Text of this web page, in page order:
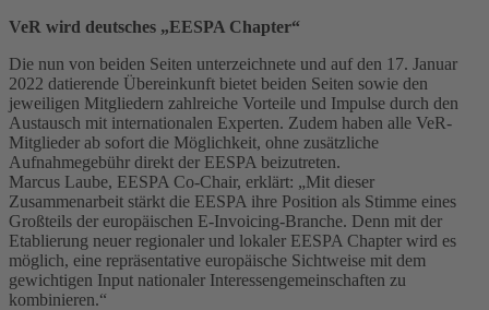
VeR wird deutsches „EESPA Chapter“
Die nun von beiden Seiten unterzeichnete und auf den 17. Januar
2022 datierende Übereinkunft bietet beiden Seiten sowie den
jeweiligen Mitgliedern zahlreiche Vorteile und Impulse durch den
Austausch mit internationalen Experten. Zudem haben alle VeR-
Mitglieder ab sofort die Möglichkeit, ohne zusätzliche
Aufnahmegebühr direkt der EESPA beizutreten.
Marcus Laube, EESPA Co-Chair, erklärt: „Mit dieser
Zusammenarbeit stärkt die EESPA ihre Position als Stimme eines
Großteils der europäischen E-Invoicing-Branche. Denn mit der
Etablierung neuer regionaler und lokaler EESPA Chapter wird es
möglich, eine repräsentative europäische Sichtweise mit dem
gewichtigen Input nationaler Interessengemeinschaften zu
kombinieren.“